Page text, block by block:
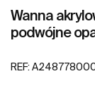
Wanna
podwójne
REF: